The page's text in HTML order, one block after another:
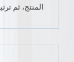
المنتج، ثم